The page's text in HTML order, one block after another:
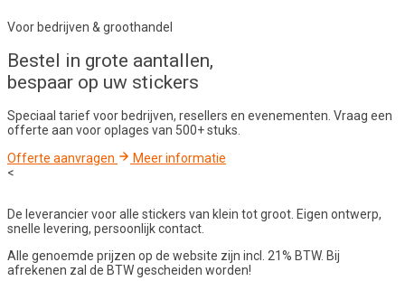
Voor bedrijven & groothandel
Bestel in grote aantallen,
bespaar op uw stickers
Speciaal tarief voor bedrijven, resellers en evenementen. Vraag een
offerte aan voor oplages van 500+ stuks.
Offerte aanvragen
Meer informatie
<
De leverancier voor alle stickers van klein tot groot. Eigen ontwerp,
snelle levering, persoonlijk contact.
Alle genoemde prijzen op de website zijn incl. 21% BTW. Bij
afrekenen zal de BTW gescheiden worden!